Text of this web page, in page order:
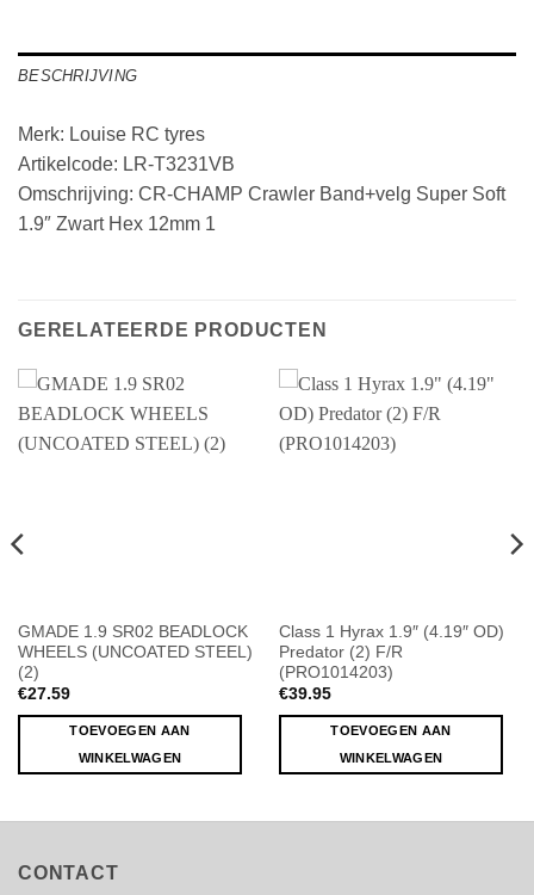
BESCHRIJVING
Merk: Louise RC tyres
Artikelcode: LR-T3231VB
Omschrijving: CR-CHAMP Crawler Band+velg Super Soft
1.9″ Zwart Hex 12mm 1
GERELATEERDE PRODUCTEN
GMADE 1.9 SR02 BEADLOCK
WHEELS (UNCOATED STEEL)
(2)
€27.59
TOEVOEGEN AAN
WINKELWAGEN
Class 1 Hyrax 1.9″ (4.19″ OD)
Predator (2) F/R
(PRO1014203)
€39.95
TOEVOEGEN AAN
WINKELWAGEN
CONTACT